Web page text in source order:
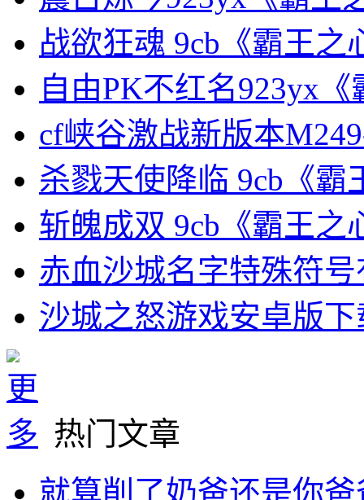
战欲狂魂 9cb《霸王之
自由PK不红名923yx
cf峡谷激战新版本
杀戮天使降临 9cb《霸
斩魄成双 9cb《霸王之
赤血沙城名字特殊符
沙城之怒游戏安卓版下
热门文章
就算削了奶爸还是你